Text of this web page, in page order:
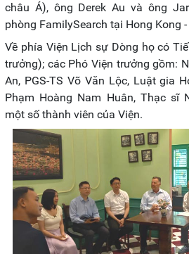
châu Á), ông Derek Au và ông
phòng FamilySearch tại Hong Kong
Về phía Viện Lịch sự Dòng họ có
trưởng); các Phó Viện trưởng gồm:
An, PGS-TS Võ Văn Lộc, Luật gia
Phạm Hoàng Nam Huân, Thạc sĩ
một số thành viên của Viện.